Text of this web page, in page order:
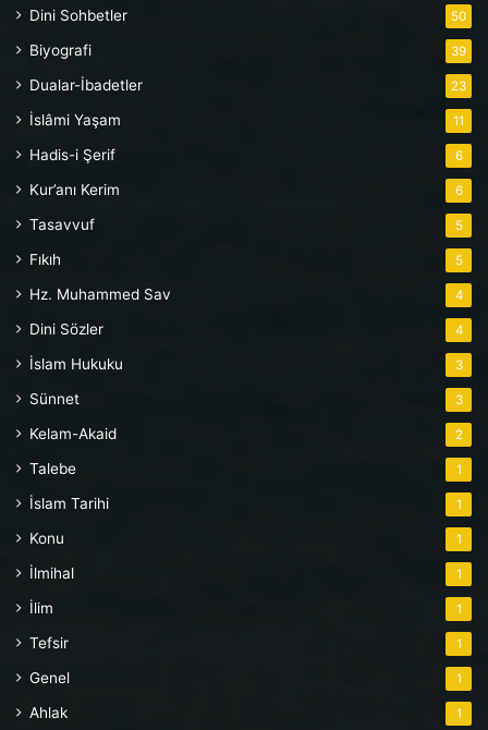
Dini Sohbetler 50
Biyografi 39
Dualar-İbadetler 23
İslâmi Yaşam 11
Hadis-i Şerif 6
Kur’anı Kerim 6
Tasavvuf 5
Fıkıh 5
Hz. Muhammed Sav 4
Dini Sözler 4
İslam Hukuku 3
Sünnet 3
Kelam-Akaid 2
Talebe 1
İslam Tarihi 1
Konu 1
İlmihal 1
İlim 1
Tefsir 1
Genel 1
Ahlak 1